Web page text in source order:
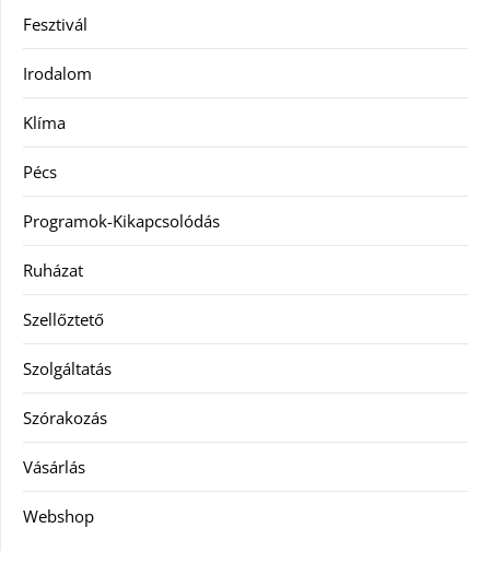
Fesztivál
Irodalom
Klíma
Pécs
Programok-Kikapcsolódás
Ruházat
Szellőztető
Szolgáltatás
Szórakozás
Vásárlás
Webshop